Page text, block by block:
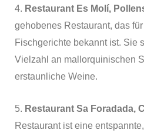
4. Restaurant Es Molí,
gehobenes Restaurant, das
Fischgerichte bekannt ist. Sie
Vielzahl an mallorquinischen
erstaunliche Weine.
5. Restaurant Sa Foradada,
Restaurant ist eine